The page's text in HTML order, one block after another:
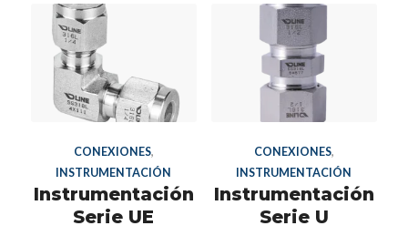
CONEXIONES,
INSTRUMENTACIÓN
Instrumentación
Serie UE
CONEXIONES,
INSTRUMENTACIÓN
Instrumentación
Serie U